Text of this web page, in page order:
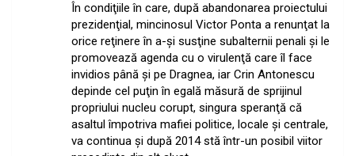
În condiţiile în care, după abandonarea proiectului
prezidenţial, mincinosul Victor Ponta a renunţat la
orice reţinere în a-şi susţine subalternii penali şi le
promovează agenda cu o virulenţă care îl face
invidios până şi pe Dragnea, iar Crin Antonescu
depinde cel puţin în egală măsură de sprijinul
propriului nucleu corupt, singura speranţă că
asaltul împotriva mafiei politice, locale şi centrale,
va continua şi după 2014 stă într-un posibil viitor